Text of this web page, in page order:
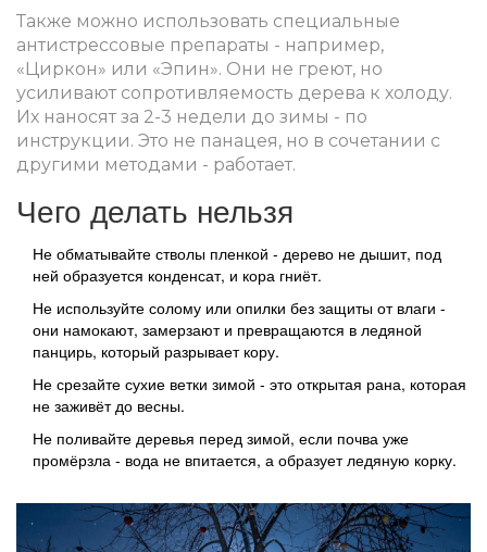
Также можно использовать специальные
антистрессовые препараты - например,
«Циркон» или «Эпин». Они не греют, но
усиливают сопротивляемость дерева к холоду.
Их наносят за 2-3 недели до зимы - по
инструкции. Это не панацея, но в сочетании с
другими методами - работает.
Чего делать нельзя
Не обматывайте стволы пленкой - дерево не дышит, под
ней образуется конденсат, и кора гниёт.
Не используйте солому или опилки без защиты от влаги -
они намокают, замерзают и превращаются в ледяной
панцирь, который разрывает кору.
Не срезайте сухие ветки зимой - это открытая рана, которая
не заживёт до весны.
Не поливайте деревья перед зимой, если почва уже
промёрзла - вода не впитается, а образует ледяную корку.